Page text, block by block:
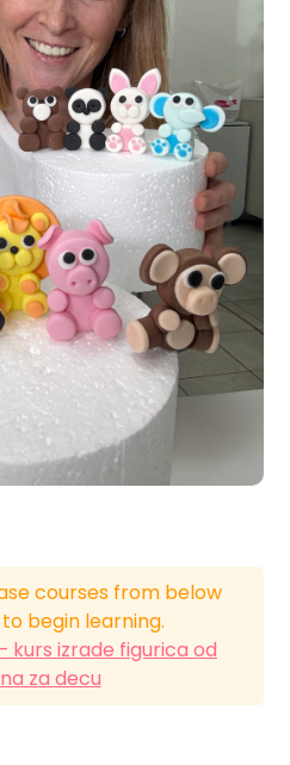
courses from below
begin learning.
kurs izrade figurica od
za decu